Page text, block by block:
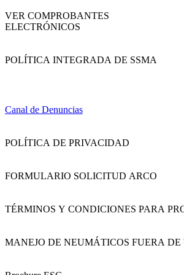
VER COMPROBANTES
ELECTRÓNICOS
POLÍTICA INTEGRADA DE SSMA
Canal de Denuncias
POLÍTICA DE PRIVACIDAD
FORMULARIO SOLICITUD ARCO
TÉRMINOS Y CONDICIONES PARA
MANEJO DE NEUMÁTICOS FUERA DE